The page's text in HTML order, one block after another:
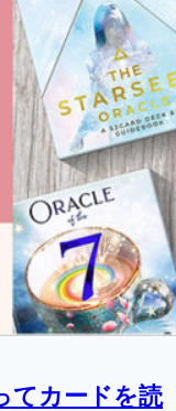
てカードを読